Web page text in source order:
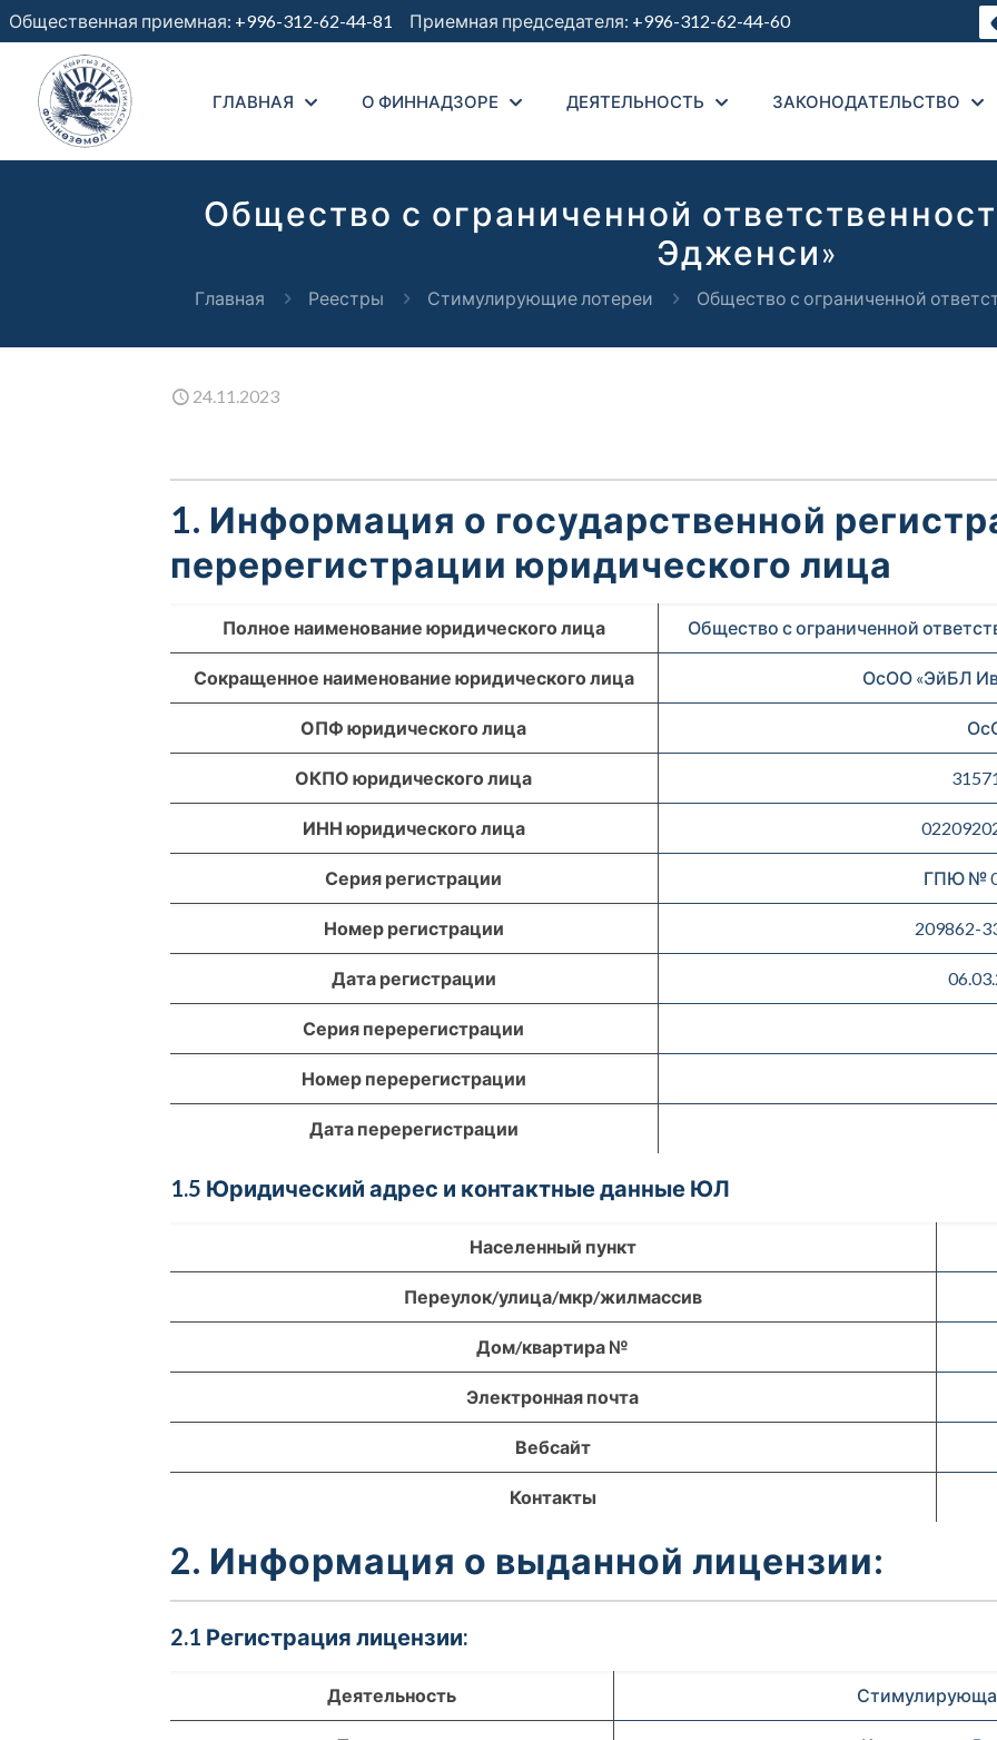
Общественная приемная: +996-312-62-44-81 Приемная председателя: +996-312-62-44-60
ГЛАВНАЯ О ФИННАДЗОРЕ ДЕЯТЕЛЬНОСТЬ ЗАКОНОДАТЕЛЬСТВО
Общество с ограниченной
Эдженси»
Главная Реестры Стимулирующие лотереи Общество с ограниченной
24.11.2023
1. Информация о государственной
перерегистрации юридического лица
Полное наименование юридического лица Общество с ограниченной
Сокращенное наименование юридического лица ОсОО «ЭйБЛ
ОПФ юридического лица
ОКПО юридического лица
ИНН юридического лица
Серия регистрации ГПЮ №
Номер регистрации 209862-
Дата регистрации
Серия перерегистрации
Номер перерегистрации
Дата перерегистрации
1.5 Юридический адрес и контактные данные ЮЛ
Населенный пункт
Переулок/улица/мкр/жилмассив
Дом/квартира №
Электронная почта
Вебсайт
Контакты
2. Информация о выданной лицензии:
2.1 Регистрация лицензии:
Деятельность